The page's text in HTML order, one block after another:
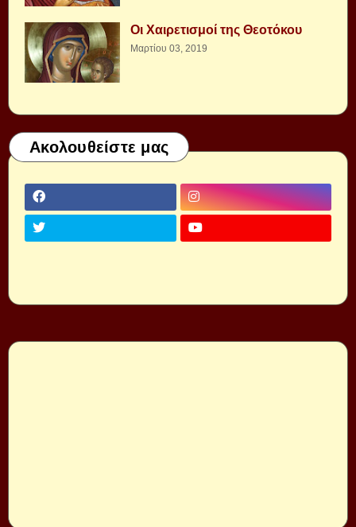
Οι Χαιρετισμοί της Θεοτόκου
Μαρτίου 03, 2019
Ακολουθείστε μας